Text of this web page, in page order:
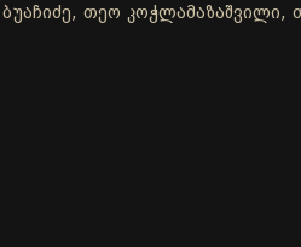
თეო კოჭლამაზაშვილი,